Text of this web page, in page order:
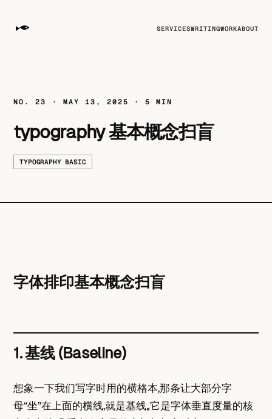
SERVICESWRITINGWORKABOUT
NO. 23 · MAY 13, 2025 · 5 MIN
typography 基本概念扫盲
TYPOGRAPHY BASIC
字体排印基本概念扫盲
1. 基线 (Baseline)
想象一下我们写字时用的横格本，那条让大部分字
母“坐”在上面的横线，就是基线。它是字体垂直度量的核